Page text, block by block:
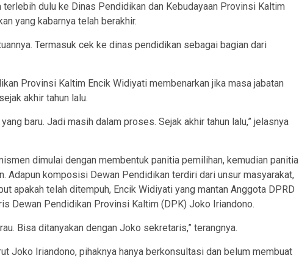
dulu ke Dinas Pendidikan dan Kebudayaan Provinsi Kaltim
yang kabarnya telah berakhir.
Termasuk cek ke dinas pendidikan sebagai bagian dari
Provinsi Kaltim Encik Widiyati membenarkan jika masa jabatan
akhir tahun lalu.
baru. Jadi masih dalam proses. Sejak akhir tahun lalu,” jelasnya
dimulai dengan membentuk panitia pemilihan, kemudian panitia
Adapun komposisi Dewan Pendidikan terdiri dari unsur masyarakat,
apakah telah ditempuh, Encik Widiyati yang mantan Anggota DPRD
Dewan Pendidikan Provinsi Kaltim (DPK) Joko Iriandono.
Bisa ditanyakan dengan Joko sekretaris,” terangnya.
Joko Iriandono, pihaknya hanya berkonsultasi dan belum membuat